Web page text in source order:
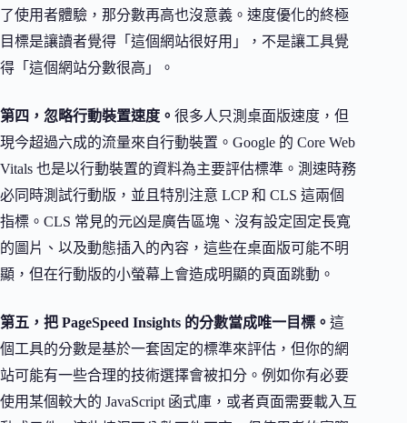
了使用者體驗，那分數再高也沒意義。速度優化的終極
目標是讓讀者覺得「這個網站很好用」，不是讓工具覺
得「這個網站分數很高」。
第四，忽略行動裝置速度。 很多人只測桌面版速度，但
現今超過六成的流量來自行動裝置。Google 的 Core Web
Vitals 也是以行動裝置的資料為主要評估標準。測速時務
必同時測試行動版，並且特別注意 LCP 和 CLS 這兩個
指標。CLS 常見的元凶是廣告區塊、沒有設定固定長寬
的圖片、以及動態插入的內容，這些在桌面版可能不明
顯，但在行動版的小螢幕上會造成明顯的頁面跳動。
第五，把 PageSpeed Insights 的分數當成唯一目標。 這
個工具的分數是基於一套固定的標準來評估，但你的網
站可能有一些合理的技術選擇會被扣分。例如你有必要
使用某個較大的 JavaScript 函式庫，或者頁面需要載入互